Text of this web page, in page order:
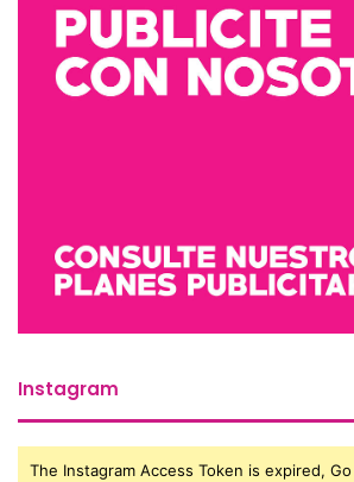
Instagram
The Instagram Access Token is expired,